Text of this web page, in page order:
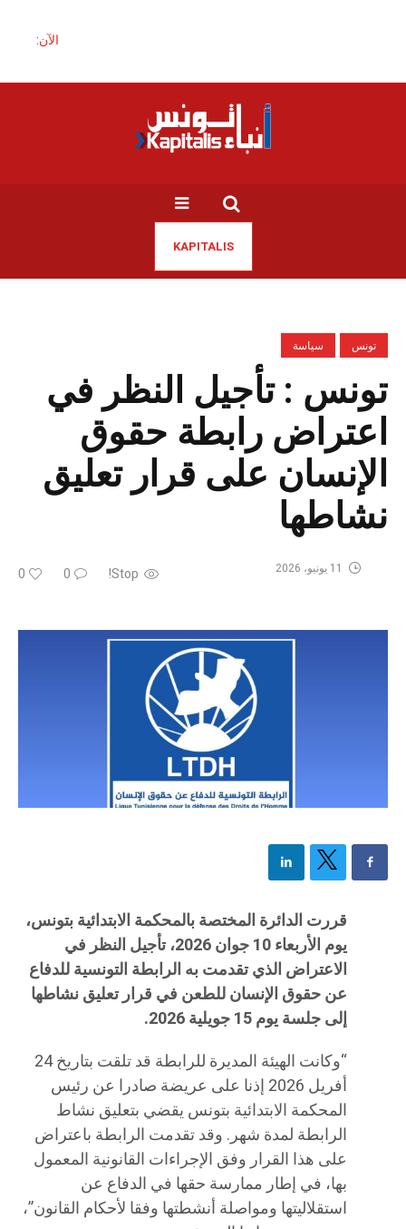
الآن:
KAPITALIS
تونس سياسة
تونس : تأجيل النظر في
اعتراض رابطة حقوق
الإنسان على قرار تعليق
نشاطها
Stop!
0
0 11 يونيو، 2026
قررت الدائرة المختصة بالمحكمة الابتدائية بتونس،
يوم الأربعاء 10 جوان 2026، تأجيل النظر في
الاعتراض الذي تقدمت به الرابطة التونسية للدفاع
عن حقوق الإنسان للطعن في قرار تعليق نشاطها
إلى جلسة يوم 15 جويلية 2026.
“وكانت الهيئة المديرة للرابطة قد تلقت بتاريخ 24
أفريل 2026 إذنا على عريضة صادرا عن رئيس
المحكمة الابتدائية بتونس يقضي بتعليق نشاط
الرابطة لمدة شهر. وقد تقدمت الرابطة باعتراض
على هذا القرار وفق الإجراءات القانونية المعمول
بها، في إطار ممارسة حقها في الدفاع عن
استقلاليتها ومواصلة أنشطتها وفقا لأحكام القانون”،